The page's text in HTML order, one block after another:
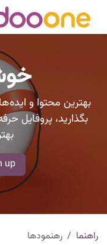
بهترین محتوا و
بگذارید، پروفایل
up
راهنما
رهنمودها